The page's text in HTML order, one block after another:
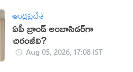
ఆంధ్రప్రదేశ్
ఏపీ బ్రాండ్ అంబాసిడర్‌గా
చిరంజీవి?
Aug 05, 2026, 17:08 IST